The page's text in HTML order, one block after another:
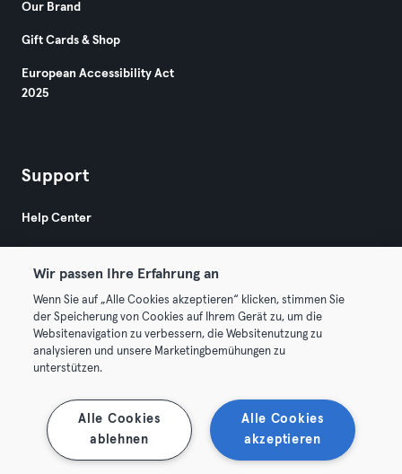
Our Brand
Gift Cards & Shop
European Accessibility Act
2025
Support
Help Center
© 2026 Urban Sports Group GmbH. All rights reserved.
Terms & Conditions
Terminate contracts here Withdraw contracts here
Wir passen Ihre Erfahrung an
Wenn Sie auf „Alle Cookies akzeptieren“ klicken, stimmen Sie
der Speicherung von Cookies auf Ihrem Gerät zu, um die
Websitenavigation zu verbessern, die Websitenutzung zu
analysieren und unsere Marketingbemühungen zu
unterstützen.
Alle Cookies
akzeptieren
Alle Cookies
ablehnen